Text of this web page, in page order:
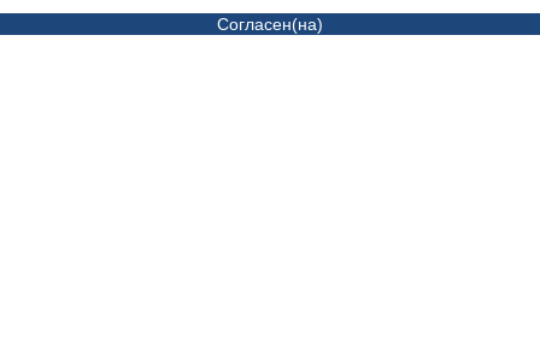
Согласен(на)